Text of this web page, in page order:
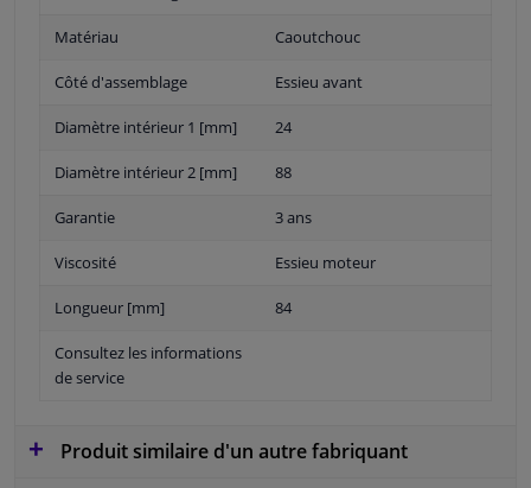
Matériau Caoutchouc
Côté d'assemblage Essieu avant
Diamètre intérieur 1 [mm] 24
Diamètre intérieur 2 [mm] 88
Garantie 3 ans
Viscosité Essieu moteur
Longueur [mm] 84
Consultez les informations
de service
Produit similaire d'un autre fabriquant